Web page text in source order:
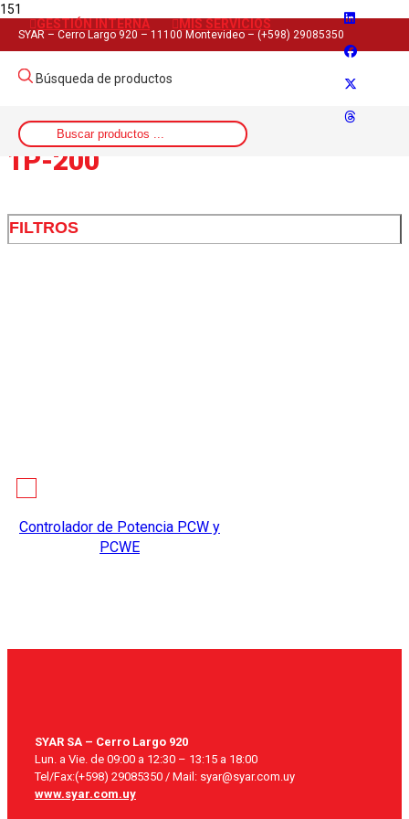
SYAR – Cerro Largo 920 – 11100 Montevideo – (+598) 29085350
GESTIÓN INTERNA MIS SERVICIOS
Búsqueda de productos
Inicio
>
Artículo del producto
>
1P-200
FILTROS
Controlador de Potencia PCW y
PCWE
SYAR SA – Cerro Largo 920
Lun. a Vie. de 09:00 a 12:30 – 13:15 a 18:00
Tel/Fax:(+598) 29085350 / Mail: syar@syar.com.uy
www.syar.com.uy